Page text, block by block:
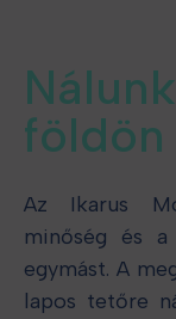
földön
Az Ikarus
minőség és
egymást. A
lapos tetőre